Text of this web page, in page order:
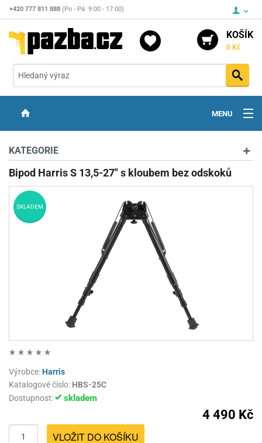
+420 777 811 888 (Po - Pá: 9:00 - 17:00)
KOŠÍK
0 Kč
MENU
STŘELIVO
PŘÍSLUŠENSTVÍ
KATEGORIE
Bipod Harris S 13,5-27" s kloubem bez odskoků
SKLADEM
Výrobce:Harris
Katalogové číslo: HBS-25C
Dostupnost:
skladem
4 490 Kč
VLOŽIT DO KOŠÍKU